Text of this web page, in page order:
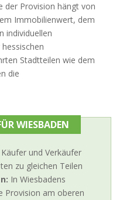
der Provision hängt von
Immobilienwert, dem
individuellen
Stadtteilen wie dem
die
WIESBADEN
Käufer und Verkäufer
zu gleichen Teilen
In Wiesbadens
Provision am oberen